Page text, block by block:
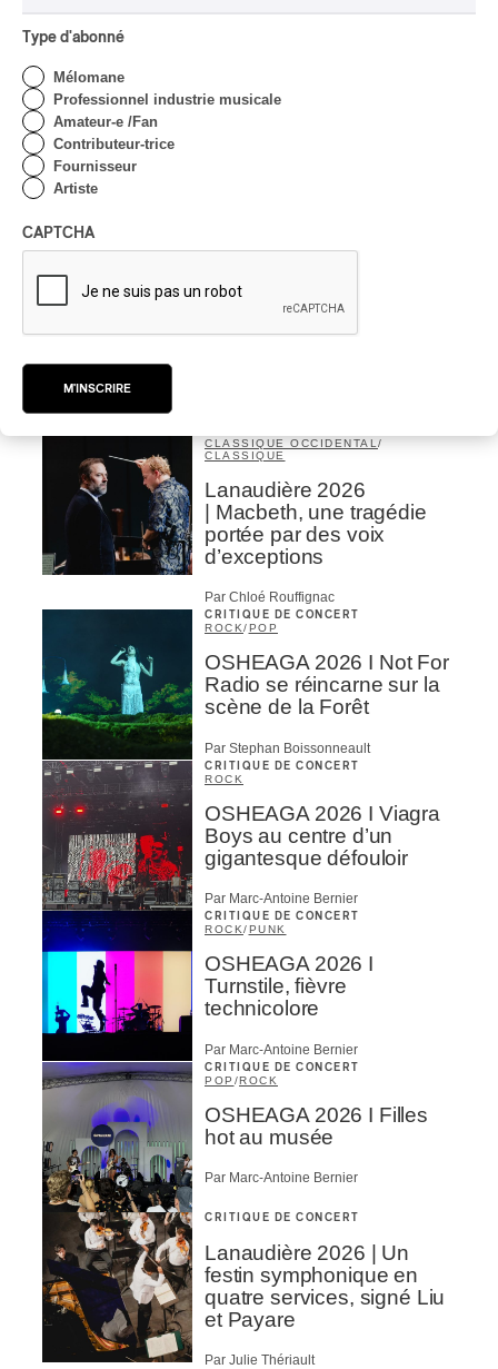
Domaine Forget 2026
| Bach éternel et éternelles
CLASSIQUE OCCIDENTAL /
CLASSIQUE
Lanaudière 2026
| Macbeth, une tragédie
portée par des voix
d’exceptions
Par Chloé Rouffignac
CRITIQUE DE CONCERT
ROCK/POP
OSHEAGA 2026 I Not For
Radio se réincarne sur la
scène de la Forêt
Par Stephan Boissonneault
CRITIQUE DE CONCERT
ROCK
OSHEAGA 2026 I Viagra
Boys au centre d’un
gigantesque défouloir
Par Marc-Antoine Bernier
CRITIQUE DE CONCERT
ROCK/PUNK
OSHEAGA 2026 I
Turnstile, fièvre
technicolore
Par Marc-Antoine Bernier
CRITIQUE DE CONCERT
POP /ROCK
OSHEAGA 2026 I Filles
hot au musée
Par Marc-Antoine Bernier
CRITIQUE DE CONCERT
Lanaudière 2026 | Un
festin symphonique en
quatre services, signé Liu
et Payare
Par Julie Thériault
Type d'abonné
Mélomane
Professionnel industrie musicale
Amateur-e /Fan
Contributeur-trice
Fournisseur
Artiste
CAPTCHA
M'INSCRIRE